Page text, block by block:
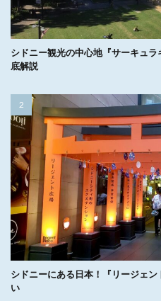
シドニー観光の中心地『サーキュ
底解説
シドニーにある日本！『リージェ
い